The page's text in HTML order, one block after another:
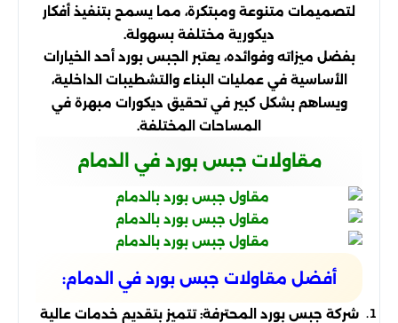
لتصميمات متنوعة ومبتكرة، مما يسمح بتنفيذ أفكار
ديكورية مختلفة بسهولة.
بفضل ميزاته وفوائده، يعتبر الجبس بورد أحد الخيارات
الأساسية في عمليات البناء والتشطيبات الداخلية،
ويساهم بشكل كبير في تحقيق ديكورات مبهرة في
المساحات المختلفة.
مقاولات جبس بورد في الدمام
أفضل مقاولات جبس بورد في الدمام:
شركة جبس بورد المحترفة: تتميز بتقديم خدمات عالية